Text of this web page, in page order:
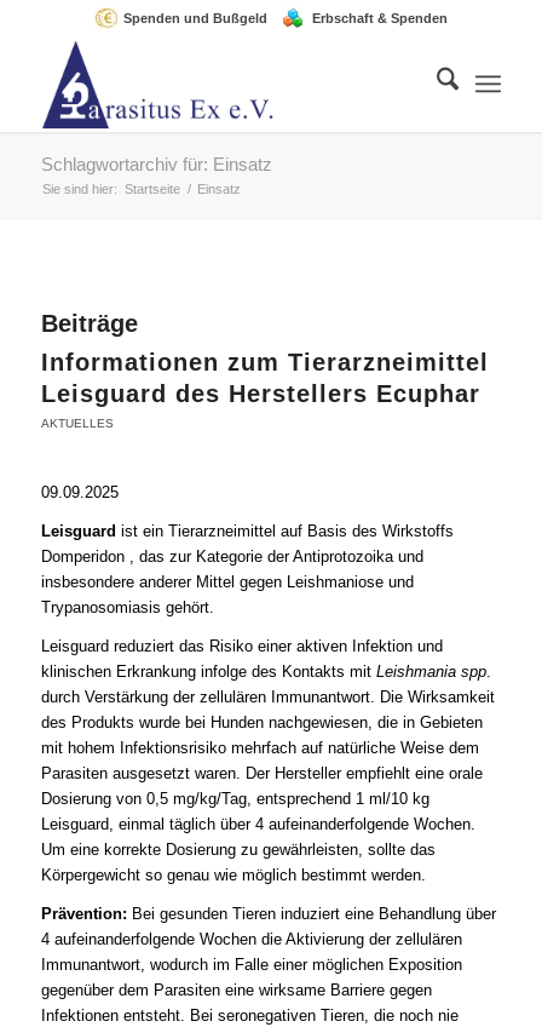
Spenden und Bußgeld Erbschaft & Spenden
Schlagwortarchiv für: Einsatz
Sie sind hier: Startseite / Einsatz
Beiträge
Informationen zum Tierarzneimittel
Leisguard des Herstellers Ecuphar
AKTUELLES
09.09.2025
Leisguard ist ein Tierarzneimittel auf Basis des Wirkstoffs
Domperidon , das zur Kategorie der Antiprotozoika und
insbesondere anderer Mittel gegen Leishmaniose und
Trypanosomiasis gehört.
Leisguard reduziert das Risiko einer aktiven Infektion und
klinischen Erkrankung infolge des Kontakts mit Leishmania spp.
durch Verstärkung der zellulären Immunantwort. Die Wirksamkeit
des Produkts wurde bei Hunden nachgewiesen, die in Gebieten
mit hohem Infektionsrisiko mehrfach auf natürliche Weise dem
Parasiten ausgesetzt waren. Der Hersteller empfiehlt eine orale
Dosierung von 0,5 mg/kg/Tag, entsprechend 1 ml/10 kg
Leisguard, einmal täglich über 4 aufeinanderfolgende Wochen.
Um eine korrekte Dosierung zu gewährleisten, sollte das
Körpergewicht so genau wie möglich bestimmt werden.
Prävention: Bei gesunden Tieren induziert eine Behandlung über
4 aufeinanderfolgende Wochen die Aktivierung der zellulären
Immunantwort, wodurch im Falle einer möglichen Exposition
gegenüber dem Parasiten eine wirksame Barriere gegen
Infektionen entsteht. Bei seronegativen Tieren, die noch nie